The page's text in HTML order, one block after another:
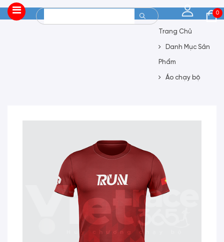
0
Trang Chủ
Danh Mục Sản
Phẩm
Áo chạy bộ